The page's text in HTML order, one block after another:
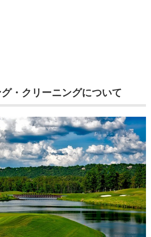
・クリーニングについて